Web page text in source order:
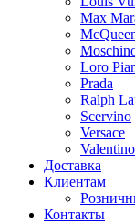
Max
Loro
Prada
Ralph
Scervino
Versace
Valentino
Доставка
Клиентам
Контакты